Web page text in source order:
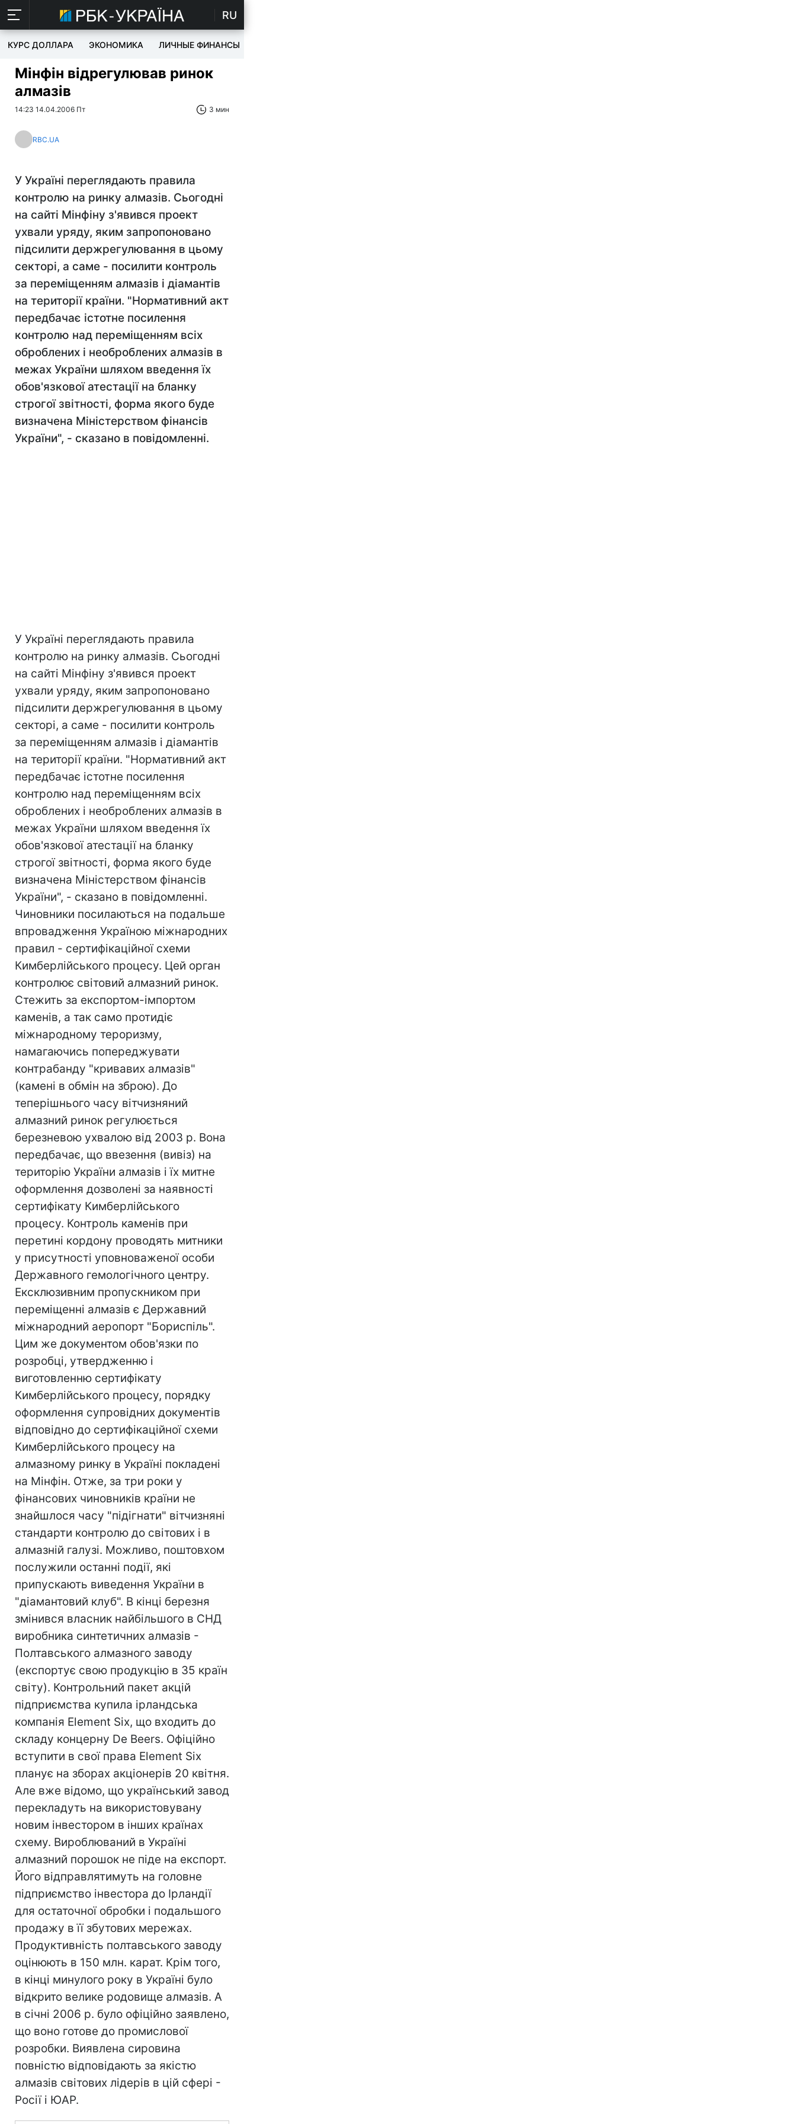
RU
КУРС ДОЛЛАРА ЭКОНОМИКА ЛИЧНЫЕ ФИНАНСЫ
Мінфін відрегулював ринок
алмазів
14:23 14.04.2006 Пт 3 мин
RBC.UA
У Україні переглядають правила
контролю на ринку алмазів. Сьогодні
на сайті Мінфіну з'явився проект
ухвали уряду, яким запропоновано
підсилити держрегулювання в цьому
секторі, а саме - посилити контроль
за переміщенням алмазів і діамантів
на території країни. "Нормативний акт
передбачає істотне посилення
контролю над переміщенням всіх
оброблених і необроблених алмазів в
межах України шляхом введення їх
обов'язкової атестації на бланку
строгої звітності, форма якого буде
визначена Міністерством фінансів
України", - сказано в повідомленні.
У Україні переглядають правила
контролю на ринку алмазів. Сьогодні
на сайті Мінфіну з'явився проект
ухвали уряду, яким запропоновано
підсилити держрегулювання в цьому
секторі, а саме - посилити контроль
за переміщенням алмазів і діамантів
на території країни. "Нормативний акт
передбачає істотне посилення
контролю над переміщенням всіх
оброблених і необроблених алмазів в
межах України шляхом введення їх
обов'язкової атестації на бланку
строгої звітності, форма якого буде
визначена Міністерством фінансів
України", - сказано в повідомленні.
Чиновники посилаються на подальше
впровадження Україною міжнародних
правил - сертифікаційної схеми
Кимберлійського процесу. Цей орган
контролює світовий алмазний ринок.
Стежить за експортом-імпортом
каменів, а так само протидіє
міжнародному тероризму,
намагаючись попереджувати
контрабанду "кривавих алмазів"
(камені в обмін на зброю). До
теперішнього часу вітчизняний
алмазний ринок регулюється
березневою ухвалою від 2003 р. Вона
передбачає, що ввезення (вивіз) на
територію України алмазів і їх митне
оформлення дозволені за наявності
сертифікату Кимберлійського
процесу. Контроль каменів при
перетині кордону проводять митники
у присутності уповноваженої особи
Державного гемологічного центру.
Ексклюзивним пропускником при
переміщенні алмазів є Державний
міжнародний аеропорт "Бориспіль".
Цим же документом обов'язки по
розробці, утвердженню і
виготовленню сертифікату
Кимберлійського процесу, порядку
оформлення супровідних документів
відповідно до сертифікаційної схеми
Кимберлійського процесу на
алмазному ринку в Україні покладені
на Мінфін. Отже, за три роки у
фінансових чиновників країни не
знайшлося часу "підігнати" вітчизняні
стандарти контролю до світових і в
алмазній галузі. Можливо, поштовхом
послужили останні події, які
припускають виведення України в
"діамантовий клуб". В кінці березня
змінився власник найбільшого в СНД
виробника синтетичних алмазів -
Полтавського алмазного заводу
(експортує свою продукцію в 35 країн
світу). Контрольний пакет акцій
підприємства купила ірландська
компанія Element Six, що входить до
складу концерну De Beers. Офіційно
вступити в свої права Element Six
планує на зборах акціонерів 20 квітня.
Але вже відомо, що український завод
перекладуть на використовувану
новим інвестором в інших країнах
схему. Вироблюваний в Україні
алмазний порошок не піде на експорт.
Його відправлятимуть на головне
підприємство інвестора до Ірландії
для остаточної обробки і подальшого
продажу в її збутових мережах.
Продуктивність полтавського заводу
оцінюють в 150 млн. карат. Крім того,
в кінці минулого року в Україні було
відкрито велике родовище алмазів. А
в січні 2006 р. було офіційно заявлено,
що воно готове до промислової
розробки. Виявлена сировина
повністю відповідають за якістю
алмазів світових лідерів в цій сфері -
Росії і ЮАР.